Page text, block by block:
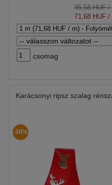
95,58 HUF/
71,68 HUF /
csomag
Karácsonyi ripsz szalag
-30%